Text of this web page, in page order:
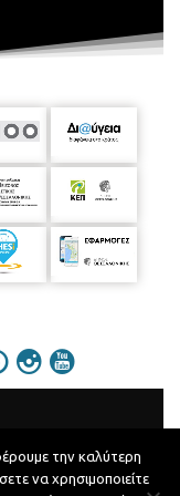
την καλύτερη
να χρησιμοποιείτε